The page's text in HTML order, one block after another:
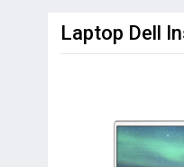
Laptop Dell